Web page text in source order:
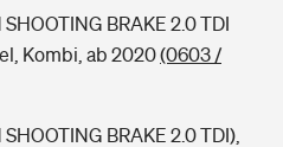
BRAKE 2.0 TDI
Kombi, ab 2020(0603 /
BRAKE 2.0 TDI),